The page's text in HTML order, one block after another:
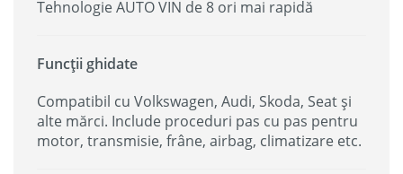
Tehnologie AUTO VIN de 8 ori mai rapidă
Funcții ghidate
Compatibil cu Volkswagen, Audi, Skoda, Seat și
alte mărci. Include proceduri pas cu pas pentru
motor, transmisie, frâne, airbag, climatizare etc.